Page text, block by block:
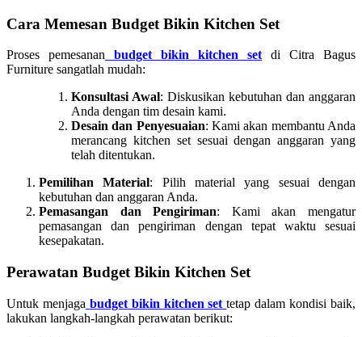
Cara Memesan Budget Bikin Kitchen Set
Proses pemesanan budget bikin kitchen set di Citra Bagus
Furniture sangatlah mudah:
Konsultasi Awal: Diskusikan kebutuhan dan anggaran
Anda dengan tim desain kami.
Desain dan Penyesuaian: Kami akan membantu Anda
merancang kitchen set sesuai dengan anggaran yang
telah ditentukan.
Pemilihan Material: Pilih material yang sesuai dengan
kebutuhan dan anggaran Anda.
Pemasangan dan Pengiriman: Kami akan mengatur
pemasangan dan pengiriman dengan tepat waktu sesuai
kesepakatan.
Perawatan Budget Bikin Kitchen Set
Untuk menjaga budget bikin kitchen set tetap dalam kondisi baik,
lakukan langkah-langkah perawatan berikut: